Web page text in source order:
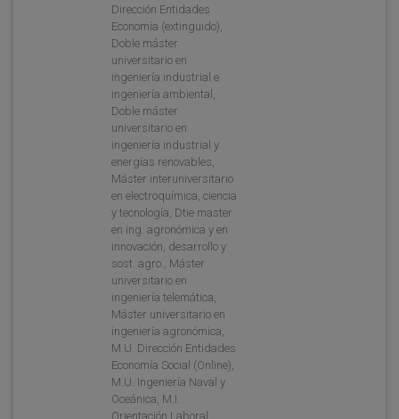
Dirección Entidades
Economía (extinguido),
Doble máster
universitario en
ingeniería industrial e
ingeniería ambiental,
Doble máster
universitario en
ingeniería industrial y
energías renovables,
Máster interuniversitario
en electroquímica, ciencia
y tecnología, Dtie master
en ing. agronómica y en
innovación, desarrollo y
sost. agro., Máster
universitario en
ingeniería telemática,
Máster universitario en
ingeniería agronómica,
M.U. Dirección Entidades
Economía Social (Online),
M.U. Ingeniería Naval y
Oceánica, M.I.
Orientación Laboral,